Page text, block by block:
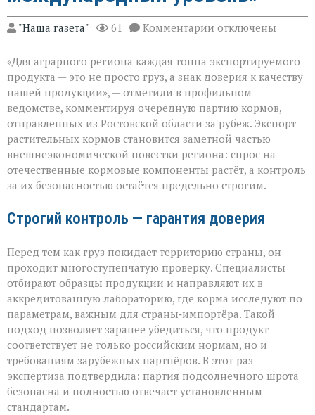
"Наша газета" 61 Комментарии к
записи
шрот
выходит
международный
уровень»
отключены
«Для аграрного региона каждая тонна экспортируемого
продукта — это не просто груз, а знак доверия к качеству
нашей продукции», — отметили в профильном
ведомстве, комментируя очередную партию кормов,
отправленных из Ростовской области за рубеж. Экспорт
растительных кормов становится заметной частью
внешнеэкономической повестки региона: спрос на
отечественные кормовые компоненты растёт, а контроль
за их безопасностью остаётся предельно строгим.
Строгий контроль — гарантия доверия
Перед тем как груз покидает территорию страны, он
проходит многоступенчатую проверку. Специалисты
отбирают образцы продукции и направляют их в
аккредитованную лабораторию, где корма исследуют по
параметрам, важным для страны‑импортёра. Такой
подход позволяет заранее убедиться, что продукт
соответствует не только российским нормам, но и
требованиям зарубежных партнёров. В этот раз
экспертиза подтвердила: партия подсолнечного шрота
безопасна и полностью отвечает установленным
стандартам.